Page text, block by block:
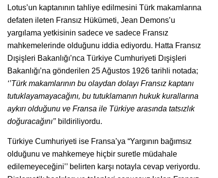
Lotus’un kaptanının tahliye edilmesini Türk makamlarına
defaten ileten Fransız Hükümeti, Jean Demons’u
yargılama yetkisinin sadece ve sadece Fransız
mahkemelerinde olduğunu iddia ediyordu. Hatta Fransız
Dışişleri Bakanlığı’nca Türkiye Cumhuriyeti Dışişleri
Bakanlığı’na gönderilen 25 Ağustos 1926 tarihli notada;
‘’Türk makamlarının bu olaydan dolayı Fransız kaptanı
tutuklayamayacağını, bu tutuklamanın hukuk kurallarına
aykırı olduğunu ve Fransa ile Türkiye arasında tatsızlık
doğuracağını’’ bildiriliyordu.
Türkiye Cumhuriyeti ise Fransa’ya “Yargının bağımsız
olduğunu ve mahkemeye hiçbir suretle müdahale
edilemeyeceğini’’ belirten karşı notayla cevap veriyordu.